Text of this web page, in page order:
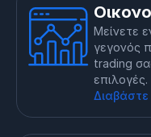
Μείνετε
γεγονός
trading
επιλογές.